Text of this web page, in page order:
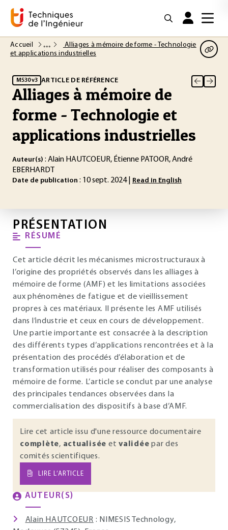
Accueil
Alliages à mémoire de forme - Technologie
et applications industrielles
M530 v3 ARTICLE DE RÉFÉRENCE
Alliages à mémoire de
forme - Technologie et
applications industrielles
Auteur(s) : Alain HAUTCOEUR, Étienne PATOOR, André
EBERHARDT
Date de publication : 10 sept. 2024 | Read in English
PRÉSENTATION
RÉSUMÉ
Cet article décrit les mécanismes microstructuraux à
l’origine des propriétés observés dans les alliages à
mémoire de forme (AMF) et les limitations associées
aux phénomènes de fatigue et de vieillissement
propres à ces matériaux. Il présente les AMF utilisés
dans l’industrie et ceux en cours de développement.
Une partie importante est consacrée à la description
des différents types d’applications rencontrées et à la
présentation des procédés d’élaboration et de
transformation utilisés pour réaliser des composants à
mémoire de forme. L’article se conclut par une analyse
des principales tendances observées dans la
commercialisation des dispositifs à base d’AMF.
Lire cet article issu d'une ressource documentaire
complète, actualisée et validée par des
comités scientifiques.
LIRE L’ARTICLE
AUTEUR(S)
Alain HAUTCOEUR : NIMESIS Technology,